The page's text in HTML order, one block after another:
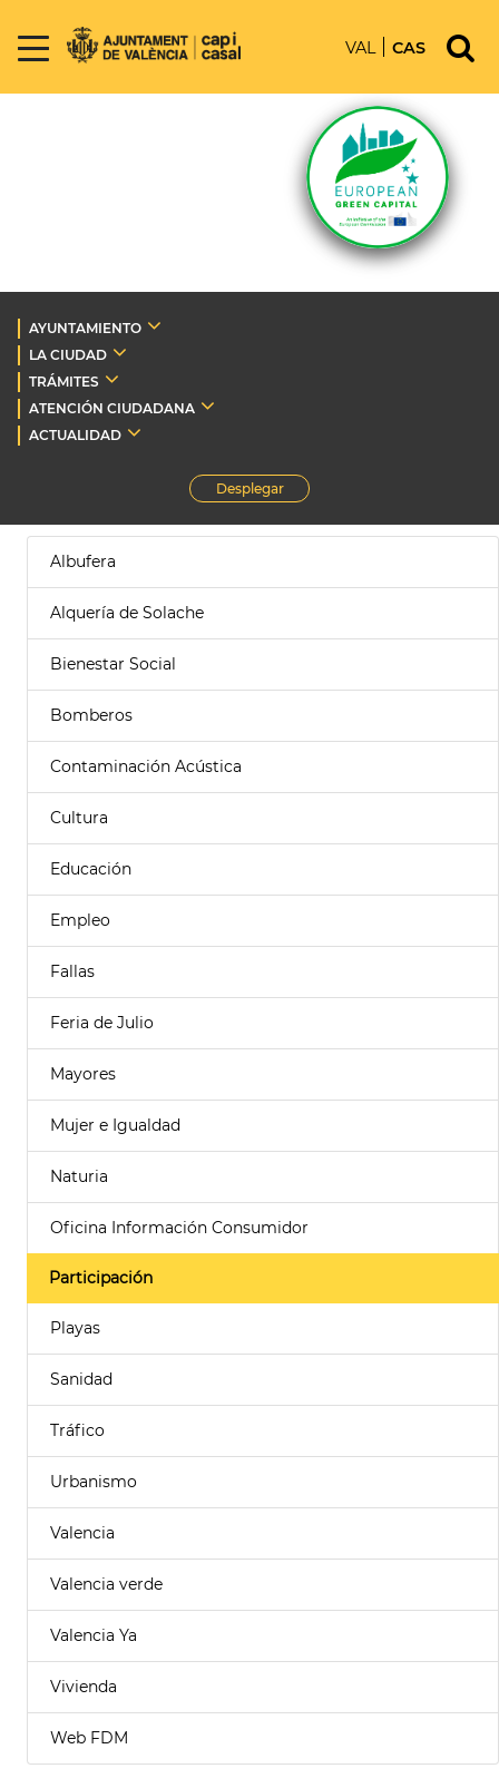
VAL CAS
AYUNTAMIENTO
LA CIUDAD
TRÁMITES
ATENCIÓN CIUDADANA
ACTUALIDAD
Desplegar
Albufera
Alquería de Solache
Bienestar Social
Bomberos
Contaminación Acústica
Cultura
Educación
Empleo
Fallas
Feria de Julio
Mayores
Mujer e Igualdad
Naturia
Oficina Información Consumidor
Participación
Playas
Sanidad
Tráfico
Urbanismo
Valencia
Valencia verde
Valencia Ya
Vivienda
Web FDM